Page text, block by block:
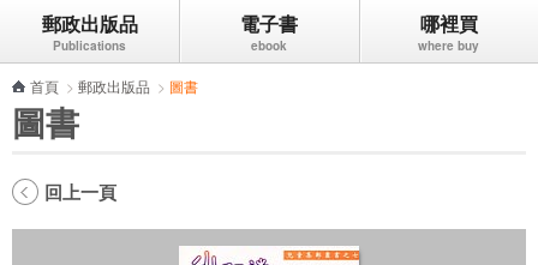
跳到主要內容區塊
郵政出版品 電子書 哪裡買
首頁 > 郵政出版品 > 圖書
圖書
回上一頁